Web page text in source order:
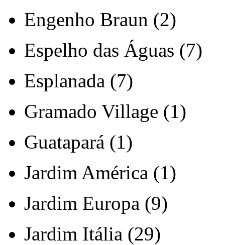
Engenho Braun (2)
Espelho das Águas (7)
Esplanada (7)
Gramado Village (1)
Guatapará (1)
Jardim América (1)
Jardim Europa (9)
Jardim Itália (29)